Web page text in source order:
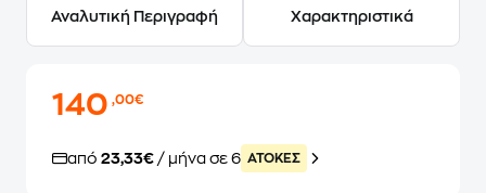
Αναλυτική Περιγραφή Χαρακτηριστικά
140,00€
από 23,33€ / μήνα σε 6 ATOKEΣ